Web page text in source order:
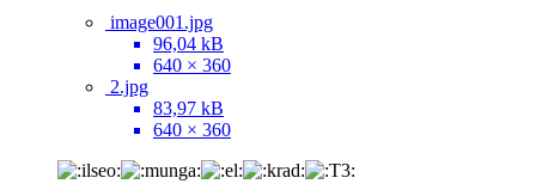
image001.jpg
96,04 kB
640 × 360
2.jpg
83,97 kB
640 × 360